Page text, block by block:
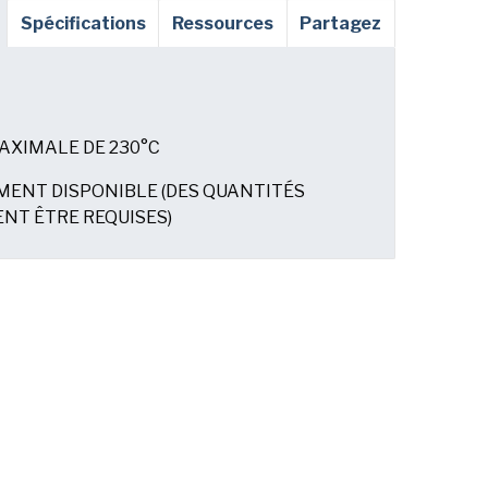
Spécifications Ressources Partagez
DE 230°C
DISPONIBLE (DES QUANTITÉS
ÊTRE REQUISES)